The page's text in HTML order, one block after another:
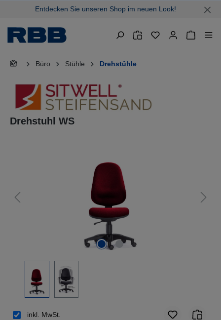
springenEntdecken Sie unseren Shop im neuen Look!
Büro Stühle Drehstühle
Drehstuhl WS
inkl. MwSt.